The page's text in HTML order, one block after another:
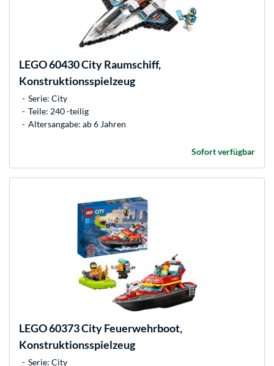
LEGO60430 City Raumschiff,
Konstruktionsspielzeug
Serie: City
Teile: 240 -teilig
Altersangabe: ab 6 Jahren
Sofort verfügbar
LEGO60373 City Feuerwehrboot,
Konstruktionsspielzeug
Serie: City